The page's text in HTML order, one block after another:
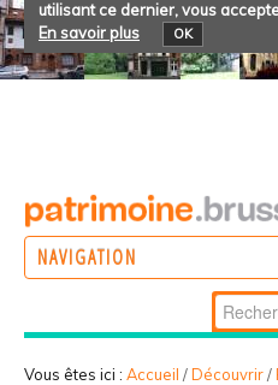
utilisant ce dernier, vous
En savoir plus
OK
NAVIGATION
Vous êtes ici : Accueil /Découvrir/